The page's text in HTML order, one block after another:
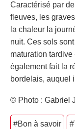
Caractérisé par
fleuves, les
la chaleur la
nuit. Ces sols
maturation
également fait la
bordelais, auquel
© Photo : Gabriel
#Bon à savoir